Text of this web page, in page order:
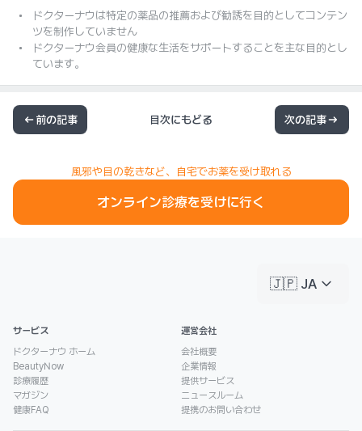
ドクターナウは特定の薬品の推薦および勧誘を目的としてコンテン
ツを制作していません
ドクターナウ会員の健康な生活をサポートすることを主な目的とし
ています。
前の記事 目次にもどる 次の記事
風邪や目の乾きなど、自宅でお薬を受け取れる
オンライン診療を受けに行く
🇯🇵 JA keyboard_arrow_down
サービス
ドクターナウ ホーム
BeautyNow
診療履歴
マガジン
健康FAQ
運営会社
会社概要
企業情報
提供サービス
ニュースルーム
提携のお問い合わせ